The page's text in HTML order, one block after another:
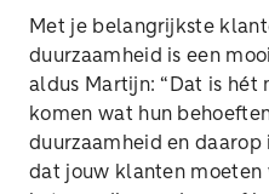
Met je belangrijkste
duurzaamheid is een
aldus Martijn: “Dat is
komen wat hun
duurzaamheid en daarop
dat jouw klanten moeten